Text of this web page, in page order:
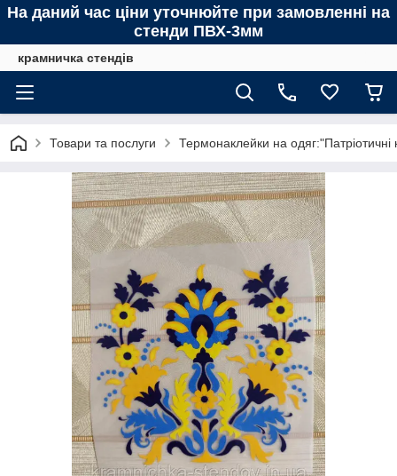
На даний час ціни уточнюйте при замовленні на
стенди ПВХ-3мм
крамничка стендів
Товари та послуги Термонаклейки на одяг:"Патріотичні